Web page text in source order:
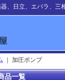
、日立、エバラ、
加圧ポンプ
品一覧